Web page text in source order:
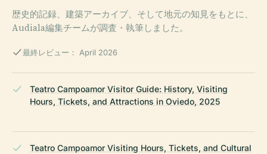
歴史的記録、建築アーカイブ、そして地元の知見をもとに、
Audiala編集チームが調査・執筆しました。
最終レビュー： April 2026
Teatro Campoamor Visitor Guide: History, Visiting
Hours, Tickets, and Attractions in Oviedo, 2025
Teatro Campoamor Visiting Hours, Tickets, and Cultural